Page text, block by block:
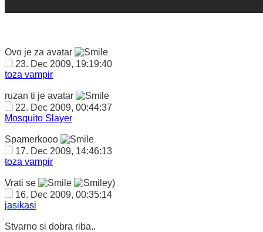
Ovo je za avatar
23. Dec 2009, 19:19:40
toza vampir
ruzan ti je avatar
22. Dec 2009, 00:44:37
Mosquito Slayer
Spamerkooo
17. Dec 2009, 14:46:13
toza vampir
Vrati se
)
16. Dec 2009, 00:35:14
jasikasi
Stvarno si dobra riba..